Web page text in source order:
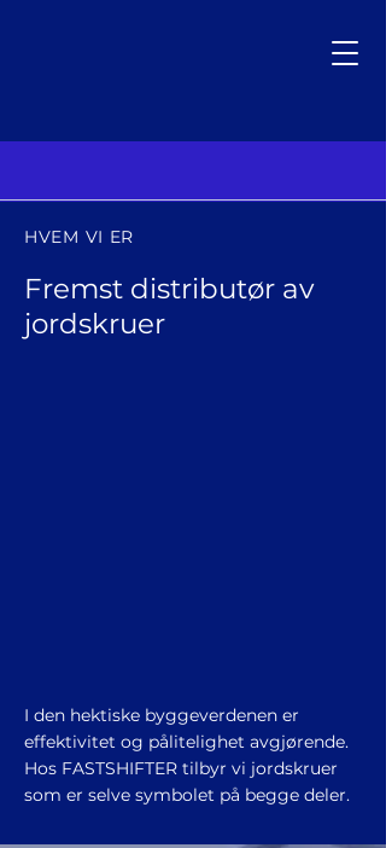
HVEM VI ER
Fremst distributør av
jordskruer
I den hektiske byggeverdenen er
effektivitet og pålitelighet avgjørende.
Hos FASTSHIFTER tilbyr vi jordskruer
som er selve symbolet på begge deler.